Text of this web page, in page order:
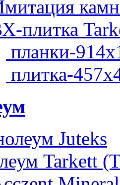
плитка
планки-
плитка-
Juteks
Tarkett